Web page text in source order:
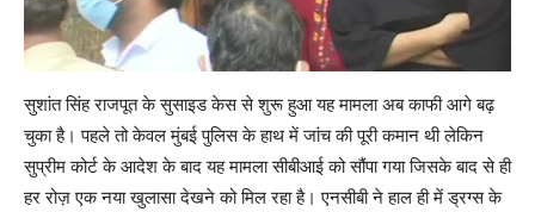
सुशांत सिंह राजपूत के सुसाइड केस से शुरू हुआ यह मामला अब काफी आगे बढ़
चुका है। पहले तो केवल मुंबई पुलिस के हाथ में जांच की पूरी कमान थी लेकिन
सुप्रीम कोर्ट के आदेश के बाद यह मामला सीबीआई को सौंपा गया जिसके बाद से ही
हर रोज़ एक नया खुलासा देखने को मिल रहा है। एनसीबी ने हाल ही में ड्रग्स के